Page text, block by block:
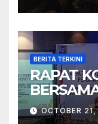
BERITA TERKINI
RAPAT
OCTOBER